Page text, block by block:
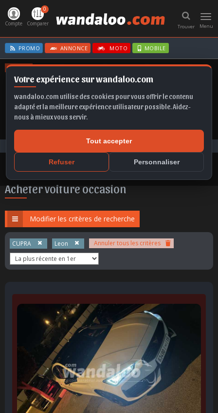
Votre expérience sur wandaloo.com
wandaloo.com utilise des cookies pour vous offrir le contenu
adapté et la meilleure expérience utilisateur possible. Aidez-
nous à mieux vous servir.
Tout accepter
Refuser Personnaliser
Menu
Trouver
Compte
0
Comparer
PROMO ANNONCE MOTO MOBILE
OFFRES
FRONTERA KAMIQ A6
Voiture Occasion Maroc Acheter Cupra Leon occasion au Maroc
Acheter voiture occasion
Modifier les critères de recherche
CUPRA Leon Annuler tous les critères